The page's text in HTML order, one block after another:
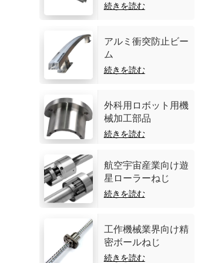
続きを読む
アルミ衝突防止ビー
ム
続きを読む
外科用ロボット用機
械加工部品
続きを読む
航空宇宙産業向け遊
星ローラーねじ
続きを読む
工作機械業界向け精
密ボールねじ
続きを読む